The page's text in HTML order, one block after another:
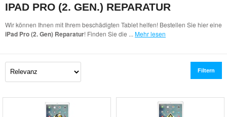
IPAD PRO (2. GEN.) REPARATUR
Wir können Ihnen mit Ihrem beschädigten Tablet helfen! Bestellen Sie hier eine
iPad Pro (2. Gen) Reparatur! Finden Sie die ... Mehr lesen
Filtern